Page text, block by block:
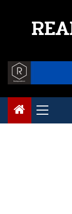
Primary
Menu